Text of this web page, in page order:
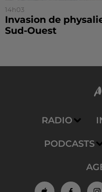
14h03
Invasion de
Sud-Ouest
RADIO
PODCASTS